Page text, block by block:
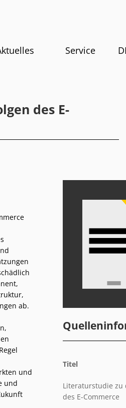
Service
des E-
ab.
und
und
Titel
Literaturstudie zu
des E-Commerce